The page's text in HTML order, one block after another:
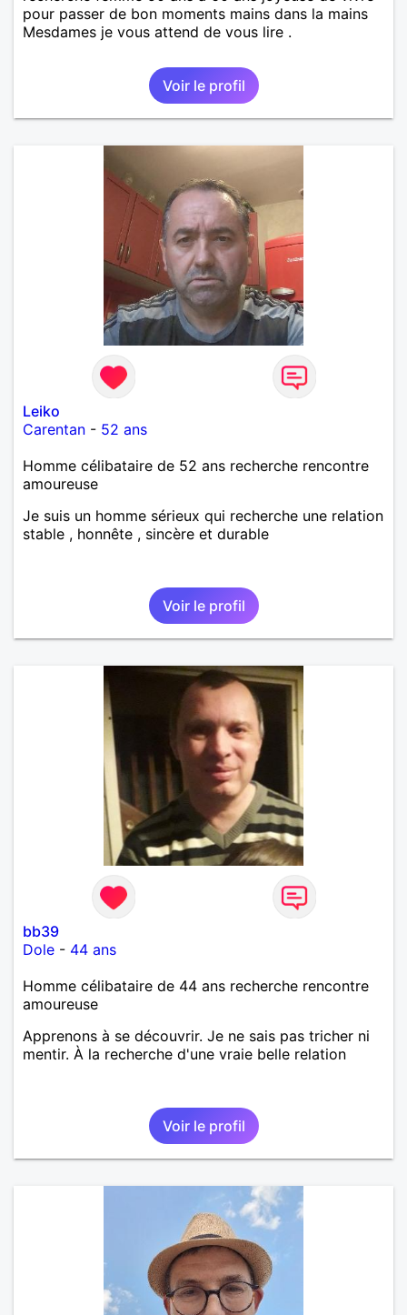
pour passer de bon moments mains dans la mains
Mesdames je vous attend de vous lire .
Voir le profil
Leiko
Carentan - 52 ans
Homme célibataire de 52 ans recherche rencontre
amoureuse
Je suis un homme sérieux qui recherche une relation
stable , honnête , sincère et durable
Voir le profil
bb39
Dole - 44 ans
Homme célibataire de 44 ans recherche rencontre
amoureuse
Apprenons à se découvrir. Je ne sais pas tricher ni
mentir. À la recherche d'une vraie belle relation
Voir le profil